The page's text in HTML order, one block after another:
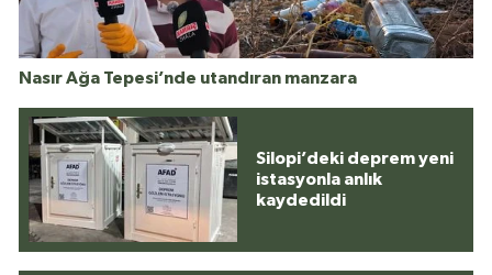
Nasır Ağa Tepesi’nde utandıran manzara
Silopi’deki deprem yeni
istasyonla anlık
kaydedildi